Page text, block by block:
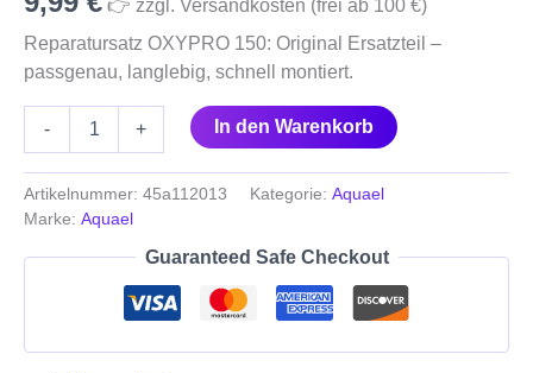
👉 zzgl. Versandkosten (frei ab 100 €)
Reparatursatz OXYPRO 150: Original Ersatzteil –
passgenau, langlebig, schnell montiert.
- + In den Warenkorb
Artikelnummer: 45a112013 Kategorie: Aquael
Marke: Aquael
Guaranteed Safe Checkout